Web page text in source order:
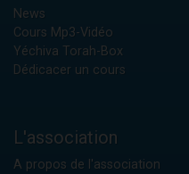
News
Cours Mp3-Vidéo
Yéchiva Torah-Box
Dédicacer un cours
L'association
A propos de l'association